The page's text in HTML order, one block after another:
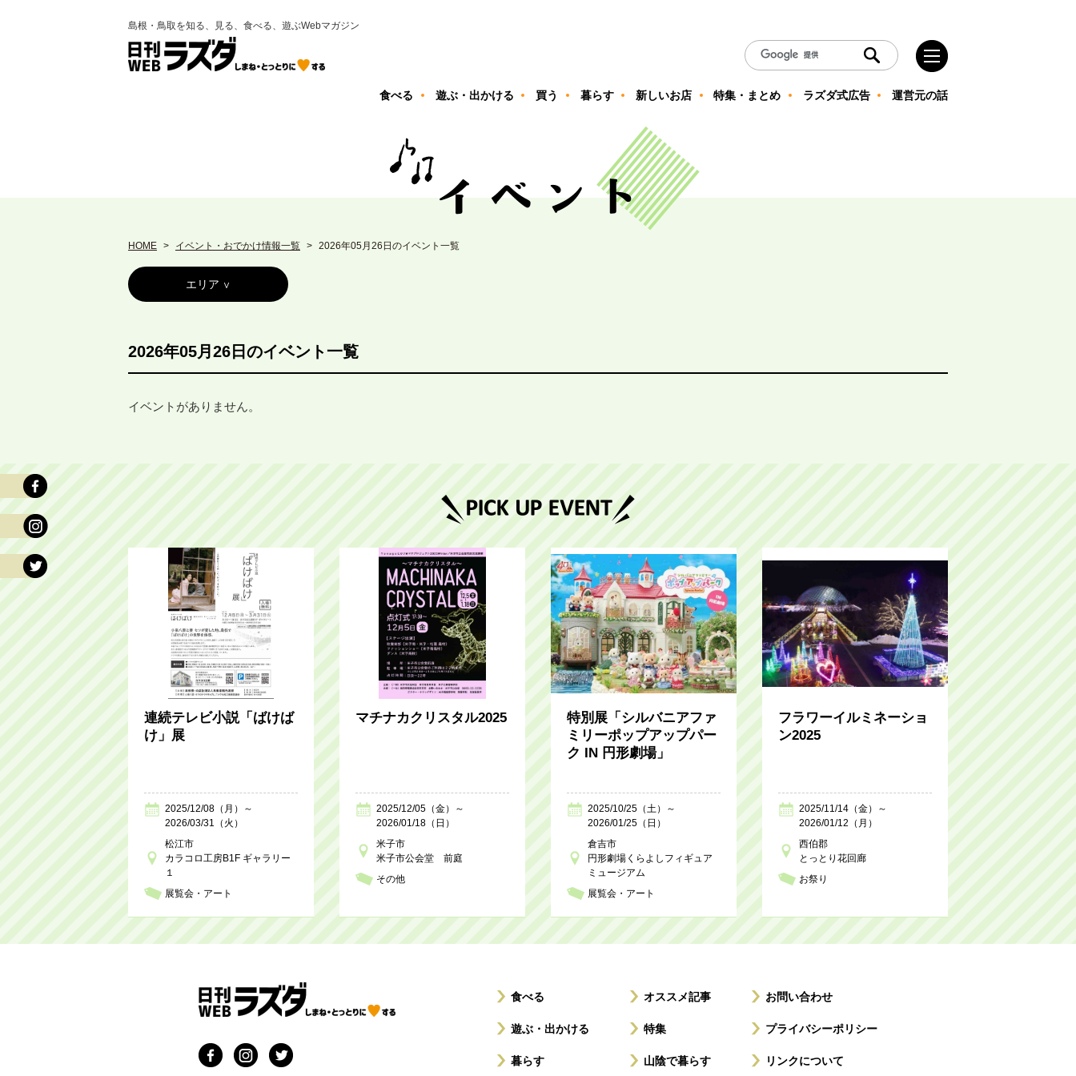
島根・鳥取を知る、見る、食べる、遊ぶWebマガジン
食べる 遊ぶ・出かける 買う 暮らす 新しいお店 特集・まとめ ラズダ式広告 運営元の話
HOME イベント・おでかけ情報一覧 2026年05月26日のイベント一覧
エリア
2026年05月26日のイベント一覧
イベントがありません。
連続テレビ小説「ばけば
け」展
2025/12/08（月）～
2026/03/31（火）
松江市
カラコロ工房B1F ギャラリー
１
展覧会・アート
マチナカクリスタル2025
2025/12/05（金）～
2026/01/18（日）
米子市
米子市公会堂 前庭
その他
特別展「シルバニアファ
ミリーポップアップパー
ク IN 円形劇場」
2025/10/25（土）～
2026/01/25（日）
倉吉市
円形劇場くらよしフィギュア
ミュージアム
展覧会・アート
フラワーイルミネーショ
ン2025
2025/11/14（金）～
2026/01/12（月）
西伯郡
とっとり花回廊
お祭り
食べる
遊ぶ・出かける
暮らす
オススメ記事
特集
山陰で暮らす
お問い合わせ
プライバシーポリシー
リンクについて